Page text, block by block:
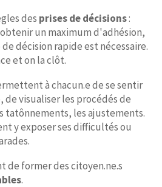
des prises de décisions:
un maximum d'adhésion,
décision rapide est nécessaire.
et on la clôt.
à chacun.e de se sentir
de visualiser les procédés de
tatônnements, les ajustements.
y exposer ses difficultés ou
de former des citoyen.ne.s
.